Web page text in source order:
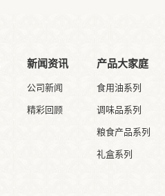
新闻资讯
公司新闻
精彩回顾
产品大家庭
食用油系列
调味品系列
粮食产品系列
礼盒系列